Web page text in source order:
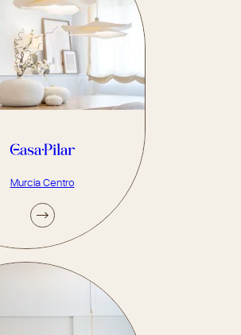
Casa Pilar
Murcia Centro